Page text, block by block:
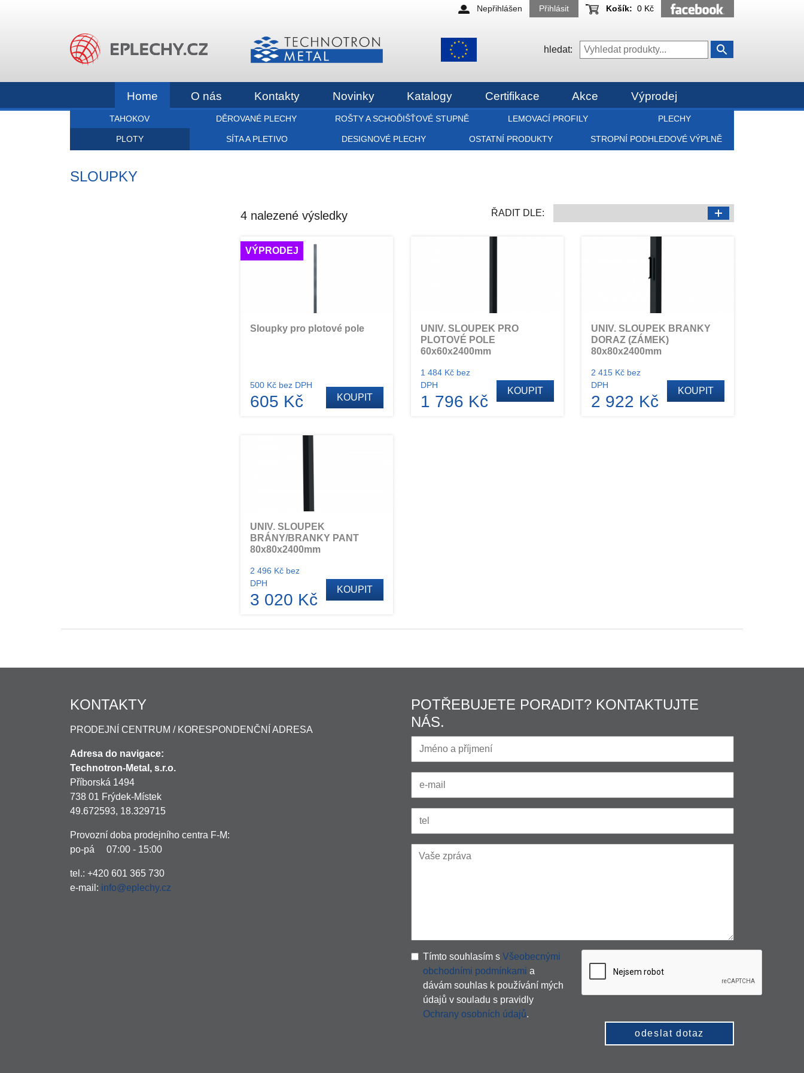
Nepřihlášen Přihlásit Košík: 0 Kč
hledat:
Home
TAHOKOV DĚROVANÉ PLECHY ROŠTY A SCHOĎIŠŤOVÉ STUPNĚ LEMOVACÍ PROFILY PLECHY
PLOTY SÍTA A PLETIVO DESIGNOVÉ PLECHY OSTATNÍ PRODUKTY STROPNÍ PODHLEDOVÉ VÝPLNĚ
O nás Kontakty Novinky Katalogy Certifikace Akce Výprodej
SLOUPKY
4 nalezené výsledky ŘADIT DLE:
VÝPRODEJ
Sloupky pro plotové pole
500 Kč bez DPH
605 Kč KOUPIT
UNIV. SLOUPEK PRO
PLOTOVÉ POLE
60x60x2400mm
1 484 Kč bez
DPH
1 796 Kč
KOUPIT
UNIV. SLOUPEK BRANKY
DORAZ (ZÁMEK)
80x80x2400mm
2 415 Kč bez
DPH
2 922 Kč
KOUPIT
UNIV. SLOUPEK
BRÁNY/BRANKY PANT
80x80x2400mm
2 496 Kč bez
DPH
3 020 Kč
KOUPIT
KONTAKTY
PRODEJNÍ CENTRUM / KORESPONDENČNÍ ADRESA
Adresa do navigace:
Technotron-Metal, s.r.o.
Příborská 1494
738 01 Frýdek-Místek
49.672593, 18.329715
Provozní doba prodejního centra F-M:
po-pá 07:00 - 15:00
tel.: +420 601 365 730
e-mail: info@eplechy.cz
POTŘEBUJETE PORADIT? KONTAKTUJTE
NÁS.
Tímto souhlasím s Všeobecnými
obchodními podmínkami a
dávám souhlas k používání mých
údajů v souladu s pravidly
Ochrany osobních údajů.
odeslat dotaz